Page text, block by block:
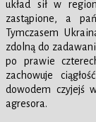
układ sił w
zastąpione, a
Tymczasem
zdolną do
po prawie
zachowuje
dowodem czyjejś
agresora.